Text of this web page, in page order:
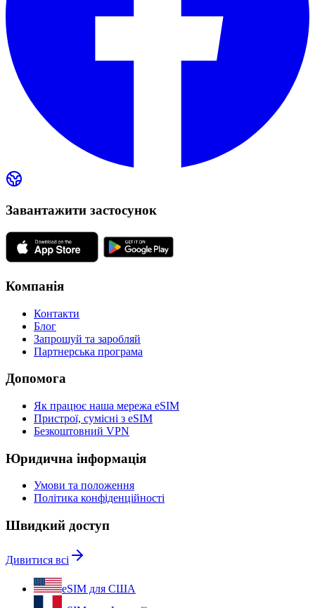
Завантажити застосунок
Компанія
Контакти
Блог
Запрошуй та заробляй
Партнерська програма
Допомога
Як працює наша мережа eSIM
Пристрої, сумісні з eSIM
Безкоштовний VPN
Юридична інформація
Умови та положення
Політика конфіденційності
Швидкий доступ
Дивитися всі
eSIM для США